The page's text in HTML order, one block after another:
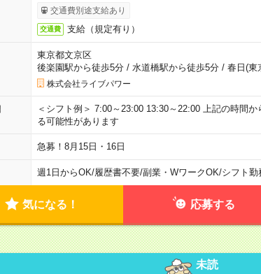
交通費別途支給あり
交通費 支給（規定有り）
東京都文京区
後楽園駅から徒歩5分/ 水道橋駅から徒歩5分/ 春日(東
株式会社ライブパワー
＜シフト例＞ 7:00～23:00 13:30～22:00 上記の時間
る可能性があります
急募！8月15日・16日
週1日からOK/履歴書不要/副業・WワークOK/シフト勤
気になる！ 応募する
未読